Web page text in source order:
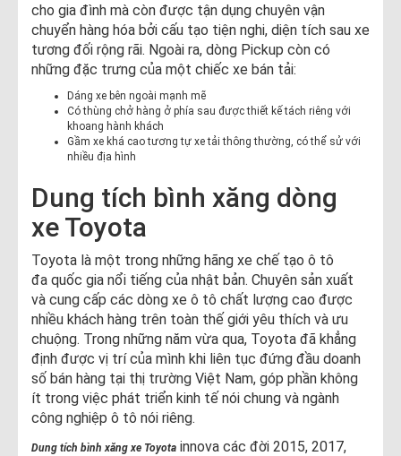
cho gia đình mà còn được tận dụng chuyên vận
chuyển hàng hóa bởi cấu tạo tiện nghi, diện tích sau xe
tương đối rộng rãi. Ngoài ra, dòng Pickup còn có
những đặc trưng của một chiếc xe bán tải:
Dáng xe bên ngoài mạnh mẽ
Có thùng chở hàng ở phía sau được thiết kế tách riêng với
khoang hành khách
Gầm xe khá cao tương tự xe tải thông thường, có thể sử với
nhiều địa hình​
Dung tích bình xăng dòng
xe Toyota
Toyota là một trong những hãng xe chế tạo ô tô
đa quốc gia nổi tiếng của nhật bản. Chuyên sản xuất
và cung cấp các dòng xe ô tô chất lượng cao được
nhiều khách hàng trên toàn thế giới yêu thích và ưu
chuộng. Trong những năm vừa qua, Toyota đã khẳng
định được vị trí của mình khi liên tục đứng đầu doanh
số bán hàng tại thị trường Việt Nam, góp phần không
ít trong việc phát triển kinh tế nói chung và ngành
công nghiệp ô tô nói riêng.
Dung tích bình xăng xe Toyota innova các đời 2015, 2017,